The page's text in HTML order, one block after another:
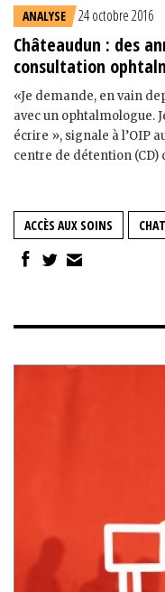
ANALYSE 24 octobre 2016
Châteaudun : des
consultation
«Je demande, en vain
avec un ophtalmologue.
écrire », signale à l’OIP
centre de détention (CD)
ACCÈS AUX SOINS